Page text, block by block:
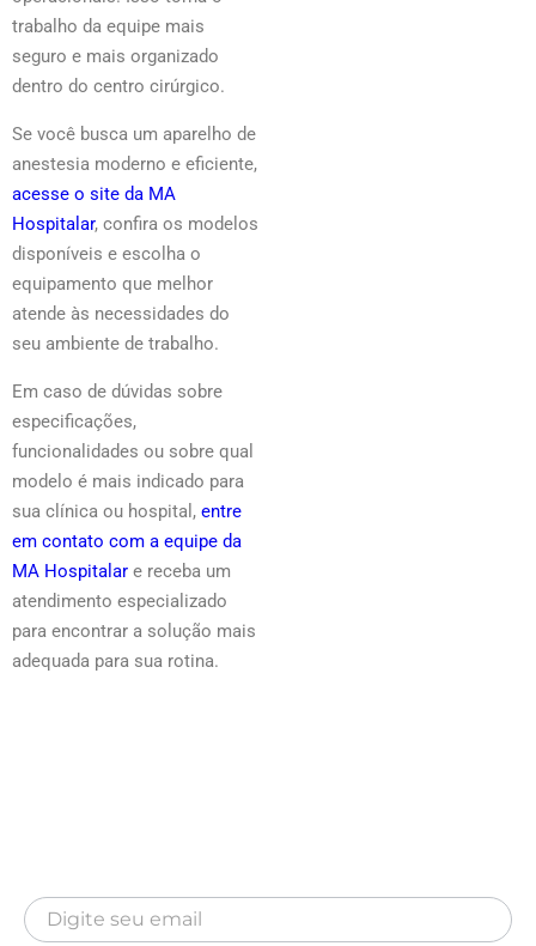
trabalho da equipe mais
seguro e mais organizado
dentro do centro cirúrgico.
Se você busca um aparelho de
anestesia moderno e eficiente,
acesse o site da MA
Hospitalar, confira os modelos
disponíveis e escolha o
equipamento que melhor
atende às necessidades do
seu ambiente de trabalho.
Em caso de dúvidas sobre
especificações,
funcionalidades ou sobre qual
modelo é mais indicado para
sua clínica ou hospital, entre
em contato com a equipe da
MA Hospitalar e receba um
atendimento especializado
para encontrar a solução mais
adequada para sua rotina.
Newsletter